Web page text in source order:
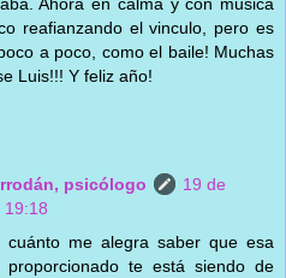
reafianzando el vinculo, pero es
a poco, como el baile! Muchas
Luis!!! Y feliz año!
psicólogo
19 de
19:18
me alegra saber que esa
te está siendo de